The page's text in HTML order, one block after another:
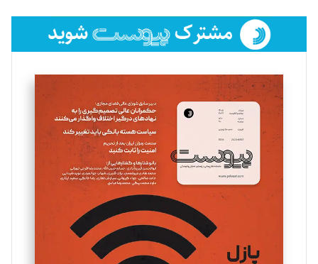
فائزه فتحی رستمی
تحریریه
سروش کرمیان
تحریریه
مینا پاکدل
یسنا امان‌پور